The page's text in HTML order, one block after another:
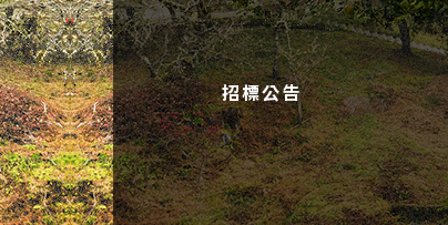
招標公告